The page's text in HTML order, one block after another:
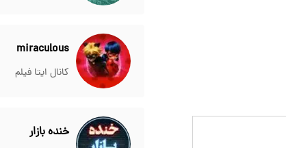
miraculous
کانال ایتا فیلم
خنده بازار